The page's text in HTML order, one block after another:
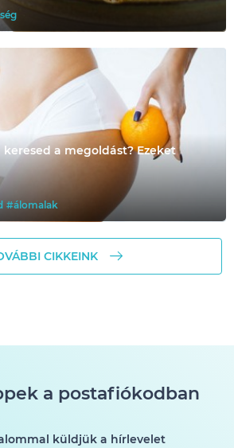
a megoldást? Ezeket
#álomalak
CIKKEINK
a postafiókodban
küldjük a hírlevelet